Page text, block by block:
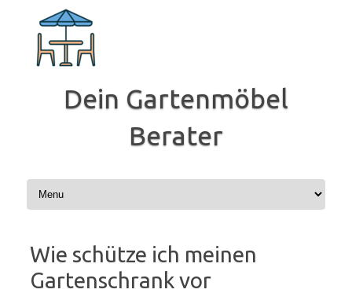
Inhalt
springen
Dein Gartenmöbel
Berater
Wie schütze ich meinen
Gartenschrank vor